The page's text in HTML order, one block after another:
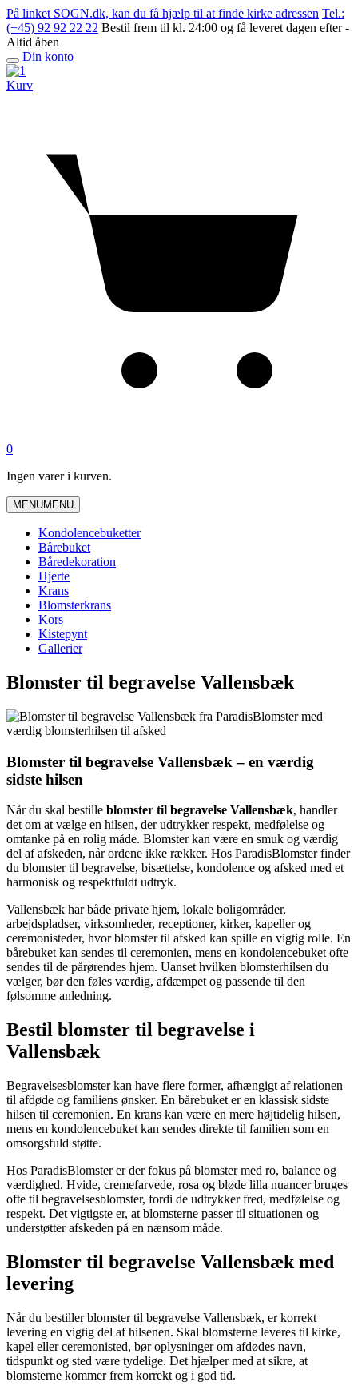
Skip
to
content
På linket SOGN.dk, kan du få hjælp til at finde kirke adressen Tel.:
(+45) 92 92 22 22 Bestil frem til kl. 24:00 og få leveret dagen efter -
Altid åben
Open
menu
Din konto
Kurv
0
Ingen varer i kurven.
MENUMENU
Kondolencebuketter
Bårebuket
Båredekoration
Hjerte
Krans
Blomsterkrans
Kors
Kistepynt
Gallerier
Blomster til begravelse Vallensbæk
Blomster til begravelse Vallensbæk – en værdig
sidste hilsen
Når du skal bestille blomster til begravelse Vallensbæk, handler
det om at vælge en hilsen, der udtrykker respekt, medfølelse og
omtanke på en rolig måde. Blomster kan være en smuk og værdig
del af afskeden, når ordene ikke rækker. Hos ParadisBlomster finder
du blomster til begravelse, bisættelse, kondolence og afsked med et
harmonisk og respektfuldt udtryk.
Vallensbæk har både private hjem, lokale boligområder,
arbejdspladser, virksomheder, receptioner, kirker, kapeller og
ceremonisteder, hvor blomster til afsked kan spille en vigtig rolle. En
bårebuket kan sendes til ceremonien, mens en kondolencebuket ofte
sendes til de pårørendes hjem. Uanset hvilken blomsterhilsen du
vælger, bør den føles værdig, afdæmpet og passende til den
følsomme anledning.
Bestil blomster til begravelse i
Vallensbæk
Begravelsesblomster kan have flere former, afhængigt af relationen
til afdøde og familiens ønsker. En bårebuket er en klassisk sidste
hilsen til ceremonien. En krans kan være en mere højtidelig hilsen,
mens en kondolencebuket kan sendes direkte til familien som en
omsorgsfuld støtte.
Hos ParadisBlomster er der fokus på blomster med ro, balance og
værdighed. Hvide, cremefarvede, rosa og bløde lilla nuancer bruges
ofte til begravelsesblomster, fordi de udtrykker fred, medfølelse og
respekt. Det vigtigste er, at blomsterne passer til situationen og
understøtter afskeden på en nænsom måde.
Blomster til begravelse Vallensbæk med
levering
Når du bestiller blomster til begravelse Vallensbæk, er korrekt
levering en vigtig del af hilsenen. Skal blomsterne leveres til kirke,
kapel eller ceremonisted, bør oplysninger om afdødes navn,
tidspunkt og sted være tydelige. Det hjælper med at sikre, at
blomsterne kommer frem korrekt og i god tid.